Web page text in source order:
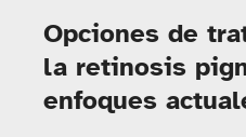
Opciones de
la retinosis
enfoques